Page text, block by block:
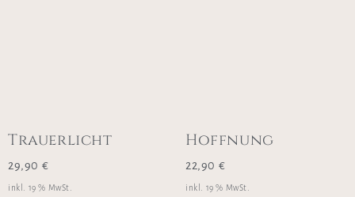
Trauerlicht
29,90 €
inkl. 19 % MwSt.
Hoffnung
22,90 €
inkl. 19 % MwSt.